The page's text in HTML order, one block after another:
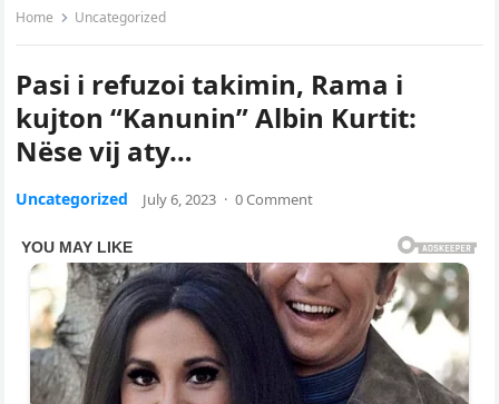
Home Uncategorized
Pasi i refuzoi takimin, Rama i
kujton “Kanunin” Albin Kurtit:
Nëse vij aty…
Uncategorized July 6, 2023 · 0 Comment